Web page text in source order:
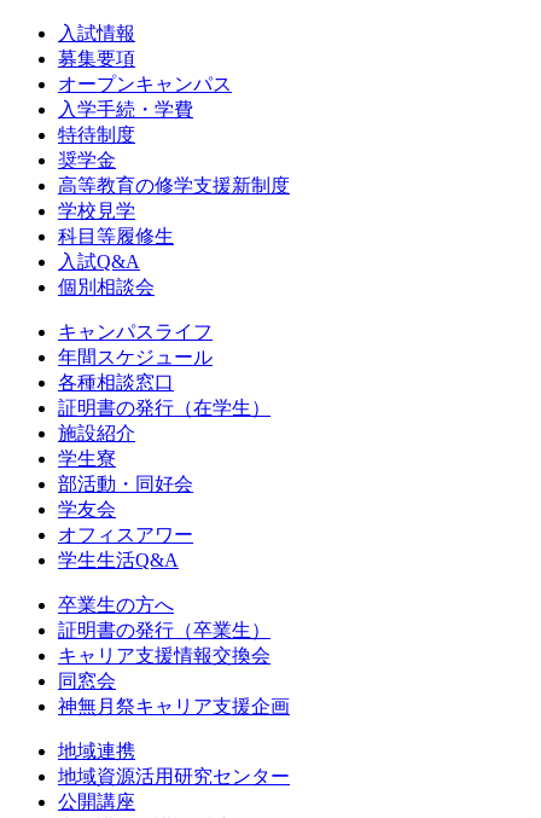
入試情報
募集要項
オープンキャンパス
入学手続・学費
特待制度
奨学金
高等教育の修学支援新制度
学校見学
科目等履修生
入試Q&A
個別相談会
キャンパスライフ
年間スケジュール
各種相談窓口
証明書の発行（在学生）
施設紹介
学生寮
部活動・同好会
学友会
オフィスアワー
学生生活Q&A
卒業生の方へ
証明書の発行（卒業生）
キャリア支援情報交換会
同窓会
神無月祭キャリア支援企画
地域連携
地域資源活用研究センター
公開講座